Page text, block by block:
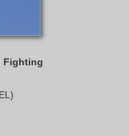
Fighting